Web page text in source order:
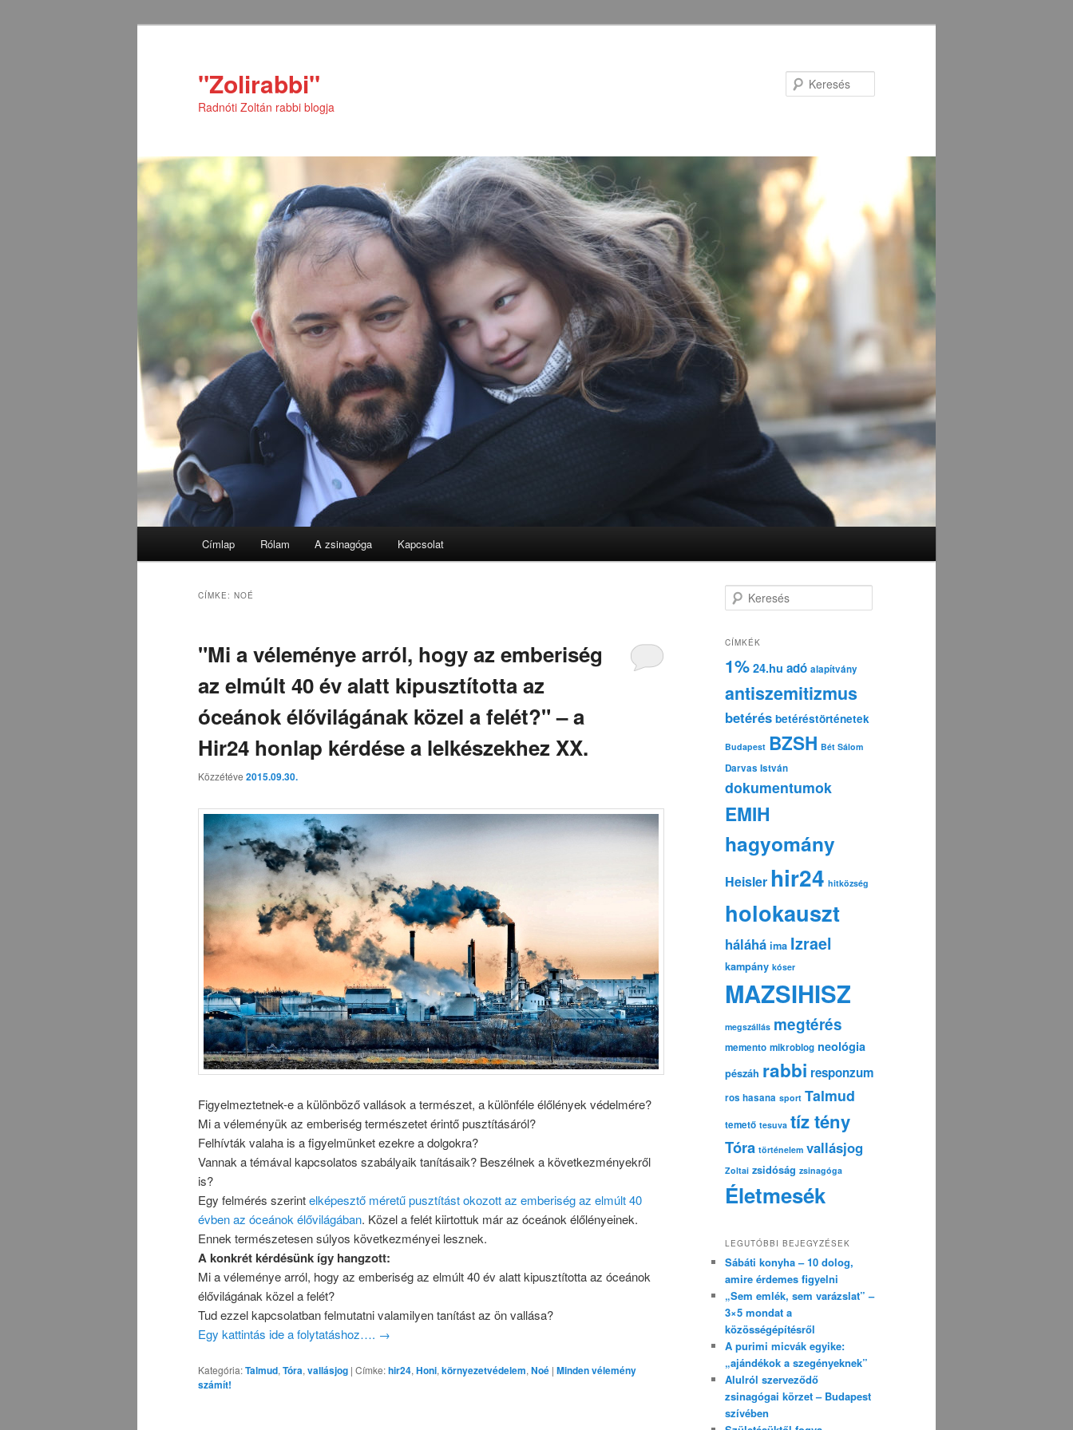
"Zolirabbi"
Radnóti Zoltán rabbi blogja
Címlap Rólam A zsinagóga Kapcsolat
CÍMKE: NOÉ
"Mi a véleménye arról, hogy az emberiség
az elmúlt 40 év alatt kipusztította az
óceánok élővilágának közel a felét?" – a
Hir24 honlap kérdése a lelkészekhez XX.
Közzétéve 2015.09.30.
Figyelmeztetnek-e a különböző vallások a természet, a különféle élőlények védelmére?
Mi a véleményük az emberiség természetet érintő pusztításáról?
Felhívták valaha is a figyelmünket ezekre a dolgokra?
Vannak a témával kapcsolatos szabályaik tanításaik? Beszélnek a következményekről
is?
Egy felmérés szerintelképesztő méretű pusztítást okozott az emberiség az elmúlt 40
évben az óceánok élővilágában. Közel a felét kiirtottuk már az óceánok élőlényeinek.
Ennek természetesen súlyos következményei lesznek.
A konkrét kérdésünk így hangzott:
Mi a véleménye arról, hogy az emberiség az elmúlt 40 év alatt kipusztította az óceánok
élővilágának közel a felét?
Tud ezzel kapcsolatban felmutatni valamilyen tanítást az ön vallása?
Egy kattintás ide a folytatáshoz…. →
Kategória:Talmud, Tóra, vallásjog | Címke:hir24, Honi, környezetvédelem, Noé | Minden vélemény
számít!
e
e
é
CÍMKÉK
1% 24.hu adó alapítvány
antiszemitizmus
betérés betéréstörténetek
Budapest BZSH Bét Sálom
Darvas István
dokumentumok
EMIH
hagyomány
Heisler hir24 hitközség
holokauszt
háláhá ima Izrael
kampány kóser
MAZSIHISZ
megszállás megtérés
memento mikroblog neológia
pészáh rabbi responzum
ros hasana sport Talmud
temető tesuva tíz tény
Tóra történelem vallásjog
Zoltai zsidóság zsinagóga
Életmesék
LEGUTÓBBI BEJEGYZÉSEK
Sábáti konyha – 10 dolog,
amire érdemes figyelni
„Sem emlék, sem varázslat” –
3×5 mondat a
közösségépítésről
A purimi micvák egyike:
„ajándékok a szegényeknek”
Alulról szerveződő
zsinagógai körzet – Budapest
szívében